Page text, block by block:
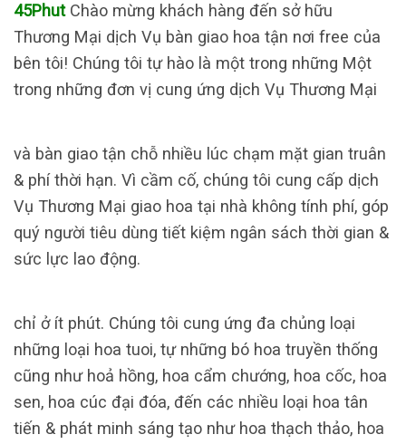
45Phut Chào mừng khách hàng đến sở hữu
Thương Mại dịch Vụ bàn giao hoa tận nơi free của
bên tôi! Chúng tôi tự hào là một trong những Một
trong những đơn vị cung ứng dịch Vụ Thương Mại
và bàn giao tận chỗ nhiều lúc chạm mặt gian truân
& phí thời hạn. Vì cầm cố, chúng tôi cung cấp dịch
Vụ Thương Mại giao hoa tại nhà không tính phí, góp
quý người tiêu dùng tiết kiệm ngân sách thời gian &
sức lực lao động.
chỉ ở ít phút. Chúng tôi cung ứng đa chủng loại
những loại hoa tuoi, tự những bó hoa truyền thống
cũng như hoả hồng, hoa cẩm chướng, hoa cốc, hoa
sen, hoa cúc đại đóa, đến các nhiều loại hoa tân
tiến & phát minh sáng tạo như hoa thạch thảo, hoa